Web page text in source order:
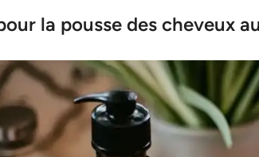
la pousse des cheveux